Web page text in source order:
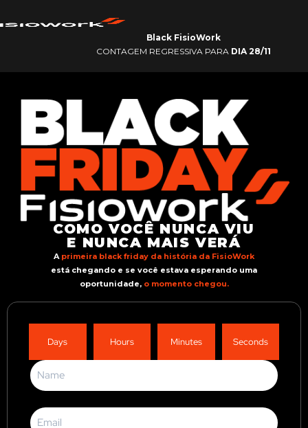
Black FisioWork
CONTAGEM REGRESSIVA PARA DIA 28/11
COMO VOCÊ NUNCA VIU
E NUNCA MAIS VERÁ
A primeira black friday da história da FisioWork
está chegando e se você estava esperando uma
oportunidade, o momento chegou.
Days Hours Minutes Seconds